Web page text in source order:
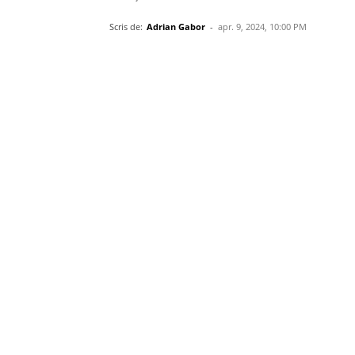
Scris de: Adrian Gabor - apr. 9, 2024, 10:00 PM